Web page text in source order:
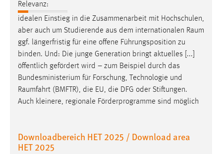
Relevanz:
idealen Einstieg in die Zusammenarbeit mit Hochschulen,
aber auch um Studierende aus dem internationalen Raum
ggf. längerfristig für eine offene Führungsposition zu
binden. Und: Die junge Generation bringt aktuelles [...]
öffentlich gefördert wird – zum Beispiel durch das
Bundesministerium für Forschung, Technologie und
Raumfahrt (BMFTR), die EU, die DFG oder Stiftungen.
Auch kleinere, regionale Förderprogramme sind möglich
Downloadbereich HET 2025 / Download area
HET 2025
Cookie Laufzeit:
EXTERNE MEDIEN
Um Inhalte von Videoplattformen und Social Media
Plattformen anzeigen zu können, werden von diesen
externen Medien Cookies gesetzt.